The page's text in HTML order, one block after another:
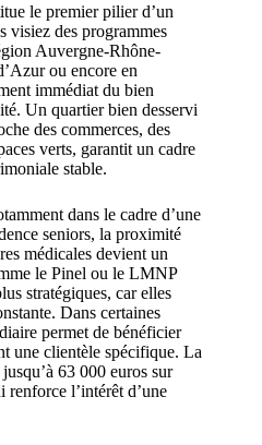
le premier pilier d’un
visiez des programmes
Auvergne-Rhône-
ou encore en
immédiat du bien
Un quartier bien desservi
des commerces, des
verts, garantit un cadre
stable.
dans le cadre d’une
seniors, la proximité
médicales devient un
le Pinel ou le LMNP
stratégiques, car elles
Dans certaines
permet de bénéficier
une clientèle spécifique. La
63 000 euros sur
l’intérêt d’une